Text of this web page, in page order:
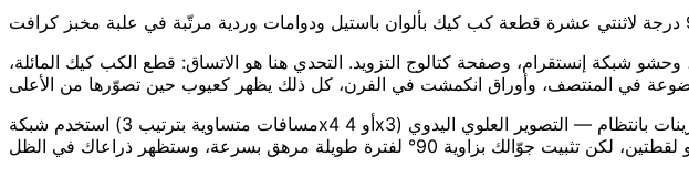
وحشو شبكة إنستقرام، وصفحة كتالوج التزويد. التحدي هنا هو الاتساق: قطع الكب كيك المائلة،
استخدم شبكة (مسافات متساوية بترتيب 3x4 أو 4x3) أو ترتيباً فلات-لاي متعمّداً مجمّعاً حسب اللون أو النكهة. استخدم حامل جوّال بذراع علوي إذا كنت تصور دزينات بانتظام — التصوير العلوي اليدوي